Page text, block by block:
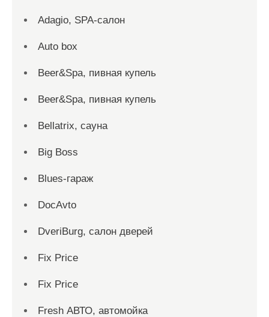
Adagio, SPA-салон
Auto box
Beer&Spa, пивная купель
Beer&Spa, пивная купель
Bellatrix, сауна
Big Boss
Blues-гараж
DocAvto
DveriBurg, салон дверей
Fix Price
Fix Price
Fresh АВТО, автомойка